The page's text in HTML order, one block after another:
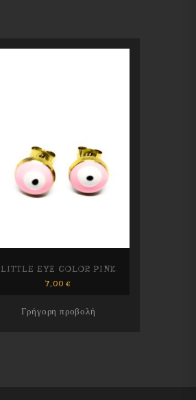
LITTLE EYE COLOR PINK
7,00€
Γρήγορη προβολή